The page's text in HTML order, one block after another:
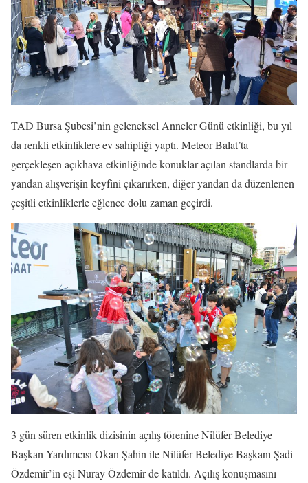
TAD Bursa Şubesi’nin geleneksel Anneler Günü etkinliği, bu yıl
da renkli etkinliklere ev sahipliği yaptı. Meteor Balat’ta
gerçekleşen açıkhava etkinliğinde konuklar açılan standlarda bir
yandan alışverişin keyfini çıkarırken, diğer yandan da düzenlenen
çeşitli etkinliklerle eğlence dolu zaman geçirdi.
3 gün süren etkinlik dizisinin açılış törenine Nilüfer Belediye
Başkan Yardımcısı Okan Şahin ile Nilüfer Belediye Başkanı Şadi
Özdemir’in eşi Nuray Özdemir de katıldı. Açılış konuşmasını